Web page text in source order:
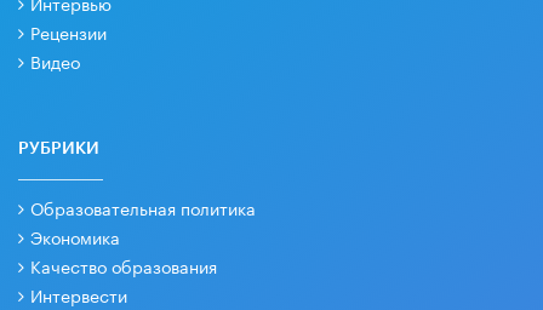
Рецензии
Видео
РУБРИКИ
Образовательная политика
Экономика
Качество образования
Интервести